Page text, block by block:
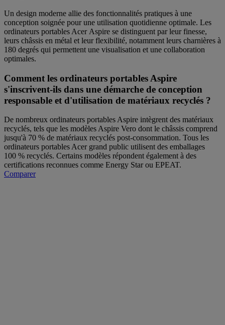
Un design moderne allie des fonctionnalités pratiques à une
conception soignée pour une utilisation quotidienne optimale. Les
ordinateurs portables Acer Aspire se distinguent par leur finesse,
leurs châssis en métal et leur flexibilité, notamment leurs charnières à
180 degrés qui permettent une visualisation et une collaboration
optimales.
Comment les ordinateurs portables Aspire
s'inscrivent-ils dans une démarche de conception
responsable et d'utilisation de matériaux recyclés ?
De nombreux ordinateurs portables Aspire intègrent des matériaux
recyclés, tels que les modèles Aspire Vero dont le châssis comprend
jusqu'à 70 % de matériaux recyclés post-consommation. Tous les
ordinateurs portables Acer grand public utilisent des emballages
100 % recyclés. Certains modèles répondent également à des
certifications reconnues comme Energy Star ou EPEAT.
Comparer